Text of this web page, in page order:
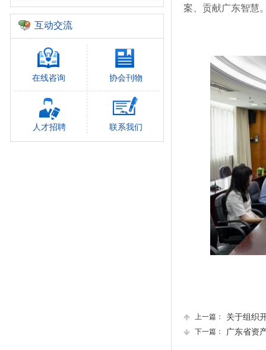
案、贡献广东智慧
上一篇： 关于组织
下一篇： 广东省资
互动交流
在线咨询 协会刊物
人才招聘 联系我们